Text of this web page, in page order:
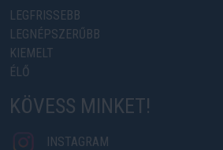
LEGFRISSEBB
LEGNÉPSZERŰBB
KIEMELT
ÉLŐ
KÖVESS MINKET!
INSTAGRAM